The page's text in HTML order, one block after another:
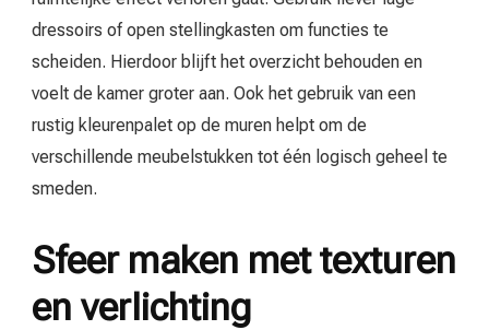
dressoirs of open stellingkasten om functies te
scheiden. Hierdoor blijft het overzicht behouden en
voelt de kamer groter aan. Ook het gebruik van een
rustig kleurenpalet op de muren helpt om de
verschillende meubelstukken tot één logisch geheel te
smeden.
Sfeer maken met texturen
en verlichting